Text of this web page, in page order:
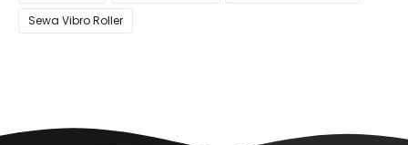
Sewa Vibro Roller